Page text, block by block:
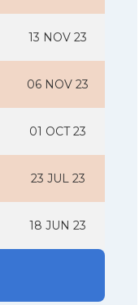
13 NOV 23
06 NOV 23
01 OCT 23
23 JUL 23
18 JUN 23